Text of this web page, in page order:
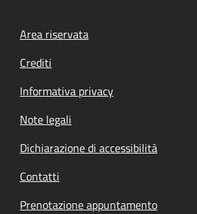
Footer menu
Area riservata
Crediti
Informativa privacy
Note legali
Dichiarazione di accessibilità
Contatti
Prenotazione appuntamento